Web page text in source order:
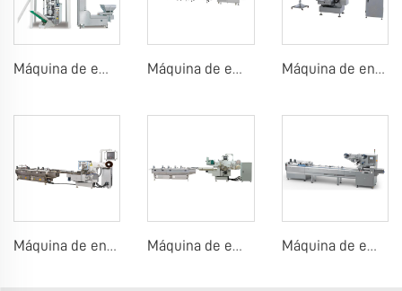
Máquina de embalaje VFFS para dulces o chocolate Máquina de embalaje en flujo para tableta de chocolate o caramelo Máquina de envoltura en papel aluminio para bolas de chocolate
Máquina de envoltura en papel aluminio para chocolate Máquina de embalaje flow para barras de chocolate Máquina de embalaje flow para trufas de chocolate o barras de dulces